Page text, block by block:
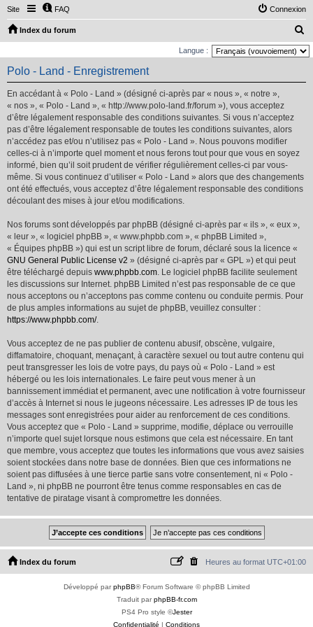
Site FAQ Connexion
Index du forum
e
Langue :
Polo - Land - Enregistrement
En accédant à « Polo - Land » (désigné ci-après par « nous », « notre »,
« nos », « Polo - Land », « http://www.polo-land.fr/forum »), vous acceptez
d’être légalement responsable des conditions suivantes. Si vous n’acceptez
pas d’être légalement responsable de toutes les conditions suivantes, alors
n’accédez pas et/ou n’utilisez pas « Polo - Land ». Nous pouvons modifier
celles-ci à n’importe quel moment et nous ferons tout pour que vous en soyez
informé, bien qu’il soit prudent de vérifier régulièrement celles-ci par vous-
même. Si vous continuez d’utiliser « Polo - Land » alors que des changements
ont été effectués, vous acceptez d’être légalement responsable des conditions
découlant des mises à jour et/ou modifications.
Nos forums sont développés par phpBB (désigné ci-après par « ils », « eux »,
« leur », « logiciel phpBB », « www.phpbb.com », « phpBB Limited »,
« Équipes phpBB ») qui est un script libre de forum, déclaré sous la licence «
GNU General Public License v2 » (désigné ci-après par « GPL ») et qui peut
être téléchargé depuis www.phpbb.com. Le logiciel phpBB facilite seulement
les discussions sur Internet. phpBB Limited n’est pas responsable de ce que
nous acceptons ou n’acceptons pas comme contenu ou conduite permis. Pour
de plus amples informations au sujet de phpBB, veuillez consulter :
https://www.phpbb.com/.
Vous acceptez de ne pas publier de contenu abusif, obscène, vulgaire,
diffamatoire, choquant, menaçant, à caractère sexuel ou tout autre contenu qui
peut transgresser les lois de votre pays, du pays où « Polo - Land » est
hébergé ou les lois internationales. Le faire peut vous mener à un
bannissement immédiat et permanent, avec une notification à votre fournisseur
d’accès à Internet si nous le jugeons nécessaire. Les adresses IP de tous les
messages sont enregistrées pour aider au renforcement de ces conditions.
Vous acceptez que « Polo - Land » supprime, modifie, déplace ou verrouille
n’importe quel sujet lorsque nous estimons que cela est nécessaire. En tant
que membre, vous acceptez que toutes les informations que vous avez saisies
soient stockées dans notre base de données. Bien que ces informations ne
soient pas diffusées à une tierce partie sans votre consentement, ni « Polo -
Land », ni phpBB ne pourront être tenus comme responsables en cas de
tentative de piratage visant à compromettre les données.
Index du forum Heures au format UTC+01:00
Développé parphpBB® Forum Software © phpBB Limited
Traduit parphpBB-fr.com
PS4 Pro style ©Jester
Confidentialité | Conditions